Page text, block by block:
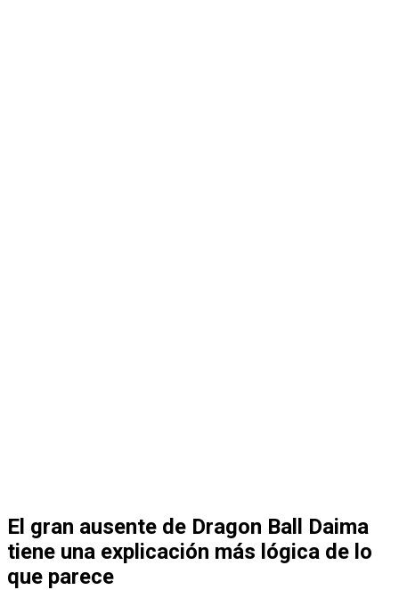
El gran ausente de Dragon Ball Daima
tiene una explicación más lógica de lo
que parece